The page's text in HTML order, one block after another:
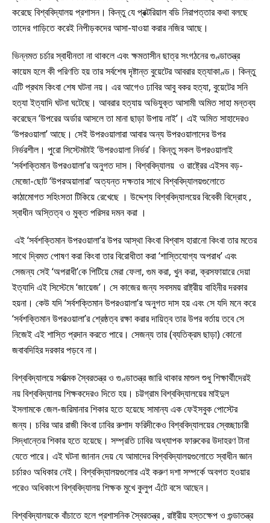
করেছে বিশ্ববিদ্যালয় প্রশাসন। কিন্তু যে প্রক্টরিয়াল বডি নিরাপত্তার কথা বলছে
তাদের গাড়িতে করেই নিপীড়কদের আসা-যাওয়া করার নজির আছে।
ভিন্নমত চর্চার স্বাধীনতা না থাকলে এবং ক্ষমতাসীন ছাত্র সংগঠনের গুণ্ডাতন্ত্র
কায়েম হলে কী পরিণতি হয় তার সর্বশেষ দৃষ্টান্ত বুয়েটের আবরার হত্যাকাণ্ড। কিন্তু
এটি প্রথম কিংবা শেষ ঘটনা নয়। এর আগেও ঢাবির আবু বকর হত্যা, বুয়েটের সনি
হত্যা ইত্যাদি ঘটনা ঘটেছে। আবরার হত্যায় অভিযুক্ত আসামী অমিত সাহা মন্তব্য
করেছেন ‘উপরের অর্ডার আসলে তা মানা ছাড়া উপায় নাই’। এই অমিত সাহাদেরও
‘উপরওয়ালা’ আছে। সেই উপরওয়ালারা আবার অন্য উপরওয়ালাদের উপর
নির্ভরশীল। পুরো সিস্টেমটাই ‘উপরওয়ালা নির্ভর’। কিন্তু সকল উপরওয়ালাই
‘সর্বশক্তিমান উপরওয়ালা’র অনুগত দাস। বিশ্ববিদ্যালয় ও রাষ্ট্রের এইসব বড়-
মেজো-ছোট ‘উপরঅয়ালারা’ অত্যন্ত দক্ষতার সাথে বিশ্ববিদ্যালয়গুলোতে
কাঠামোগত সহিংসতা টিকিয়ে রেখেছে । উদ্দেশ্য বিশ্ববিদ্যালয়ের বিবেকী বিদ্রোহ ,
স্বাধীন অস্তিত্ব ও মুক্ত পরিসর দমন করা ।
এই ‘সর্বশক্তিমান উপরওয়ালা’র উপর আস্থা কিংবা বিশ্বাস হারানো কিংবা তার মতের
সাথে দ্বিমত পোষণ করা কিংবা তার বিরোধীতা করা ‘শাস্তিযোগ্য অপরাধ’ এবং
সেজন্য সেই ‘অপরাধী’কে পিটিয়ে মেরা ফেলা, গুম করা, খুন করা, ক্রসফায়ারে দেয়া
ইত্যাদি এই সিস্টেমে ‘জায়েজ’। সে কাজের জন্য সবসময় রাষ্ট্রীয় বাহিনীর দরকার
হয়না। কেউ যদি ‘সর্বশক্তিমান উপরওয়ালা’র অনুগত দাস হয় এবং সে যদি মনে করে
‘সর্বশক্তিমান উপরওয়ালা’র শ্রেষ্ঠত্ব রক্ষা করার দায়িত্ব তার উপর বর্তায় তবে সে
নিজেই এই শাস্তি প্রদান করতে পারে। সেজন্য তার (ব্যতিক্রম ছাড়া) কোনো
জবাবদিহির দরকার পড়বে না।
বিশ্ববিদ্যালয়ে সর্বাত্মক স্বৈরতন্ত্র ও গুণ্ডাতন্ত্র জারি থাকার মাশুল শুধু শিক্ষার্থীদেরই
নয় বিশ্ববিদ্যালয় শিক্ষকদেরও দিতে হয়। চট্টগ্রাম বিশ্ববিদ্যালয়ের মাইদুল
ইসলামকে জেল-জরিমানার শিকার হতে হয়েছে সামান্য এক ফেইসবুক পোস্টের
জন্য। চবির আর রাজী কিংবা ঢাবির রুশাদ ফরিদীকেও বিশ্ববিদ্যালয়ের স্বেচ্ছাচারী
সিদ্ধান্তের শিকার হতে হয়েছে। সম্প্রতি ঢাবির অধ্যাপক ফারুকের উদাহরণ টানা
যেতে পারে। এই ঘটনা জানান দেয় যে আমাদের বিশ্ববিদ্যালয়গুলোতে স্বাধীন জ্ঞান
চর্চারও অধিকার নেই। বিশ্ববিদ্যালয়গুলোর এই করুণ দশা সম্পর্কে অবগত হওয়ার
পরেও অধিকাংশ বিশ্ববিদ্যালয় শিক্ষক মুখে কুলুপ এঁটে বসে আছেন।
বিশ্ববিদ্যালয়কে বাঁচাতে হলে প্রশাসনিক স্বৈরতন্ত্র , রাষ্ট্রীয় হস্তক্ষেপ ও গুন্ডাতন্ত্র